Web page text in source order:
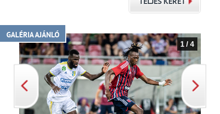
GALÉRIA AJÁNLÓ
1 / 4